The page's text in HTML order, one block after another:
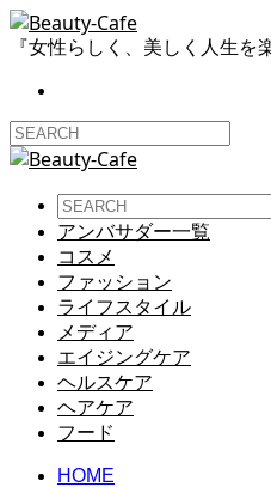
『女性らしく、美しく人生
アンバサダー一覧
コスメ
ファッション
ライフスタイル
メディア
エイジングケア
ヘルスケア
ヘアケア
フード
HOME